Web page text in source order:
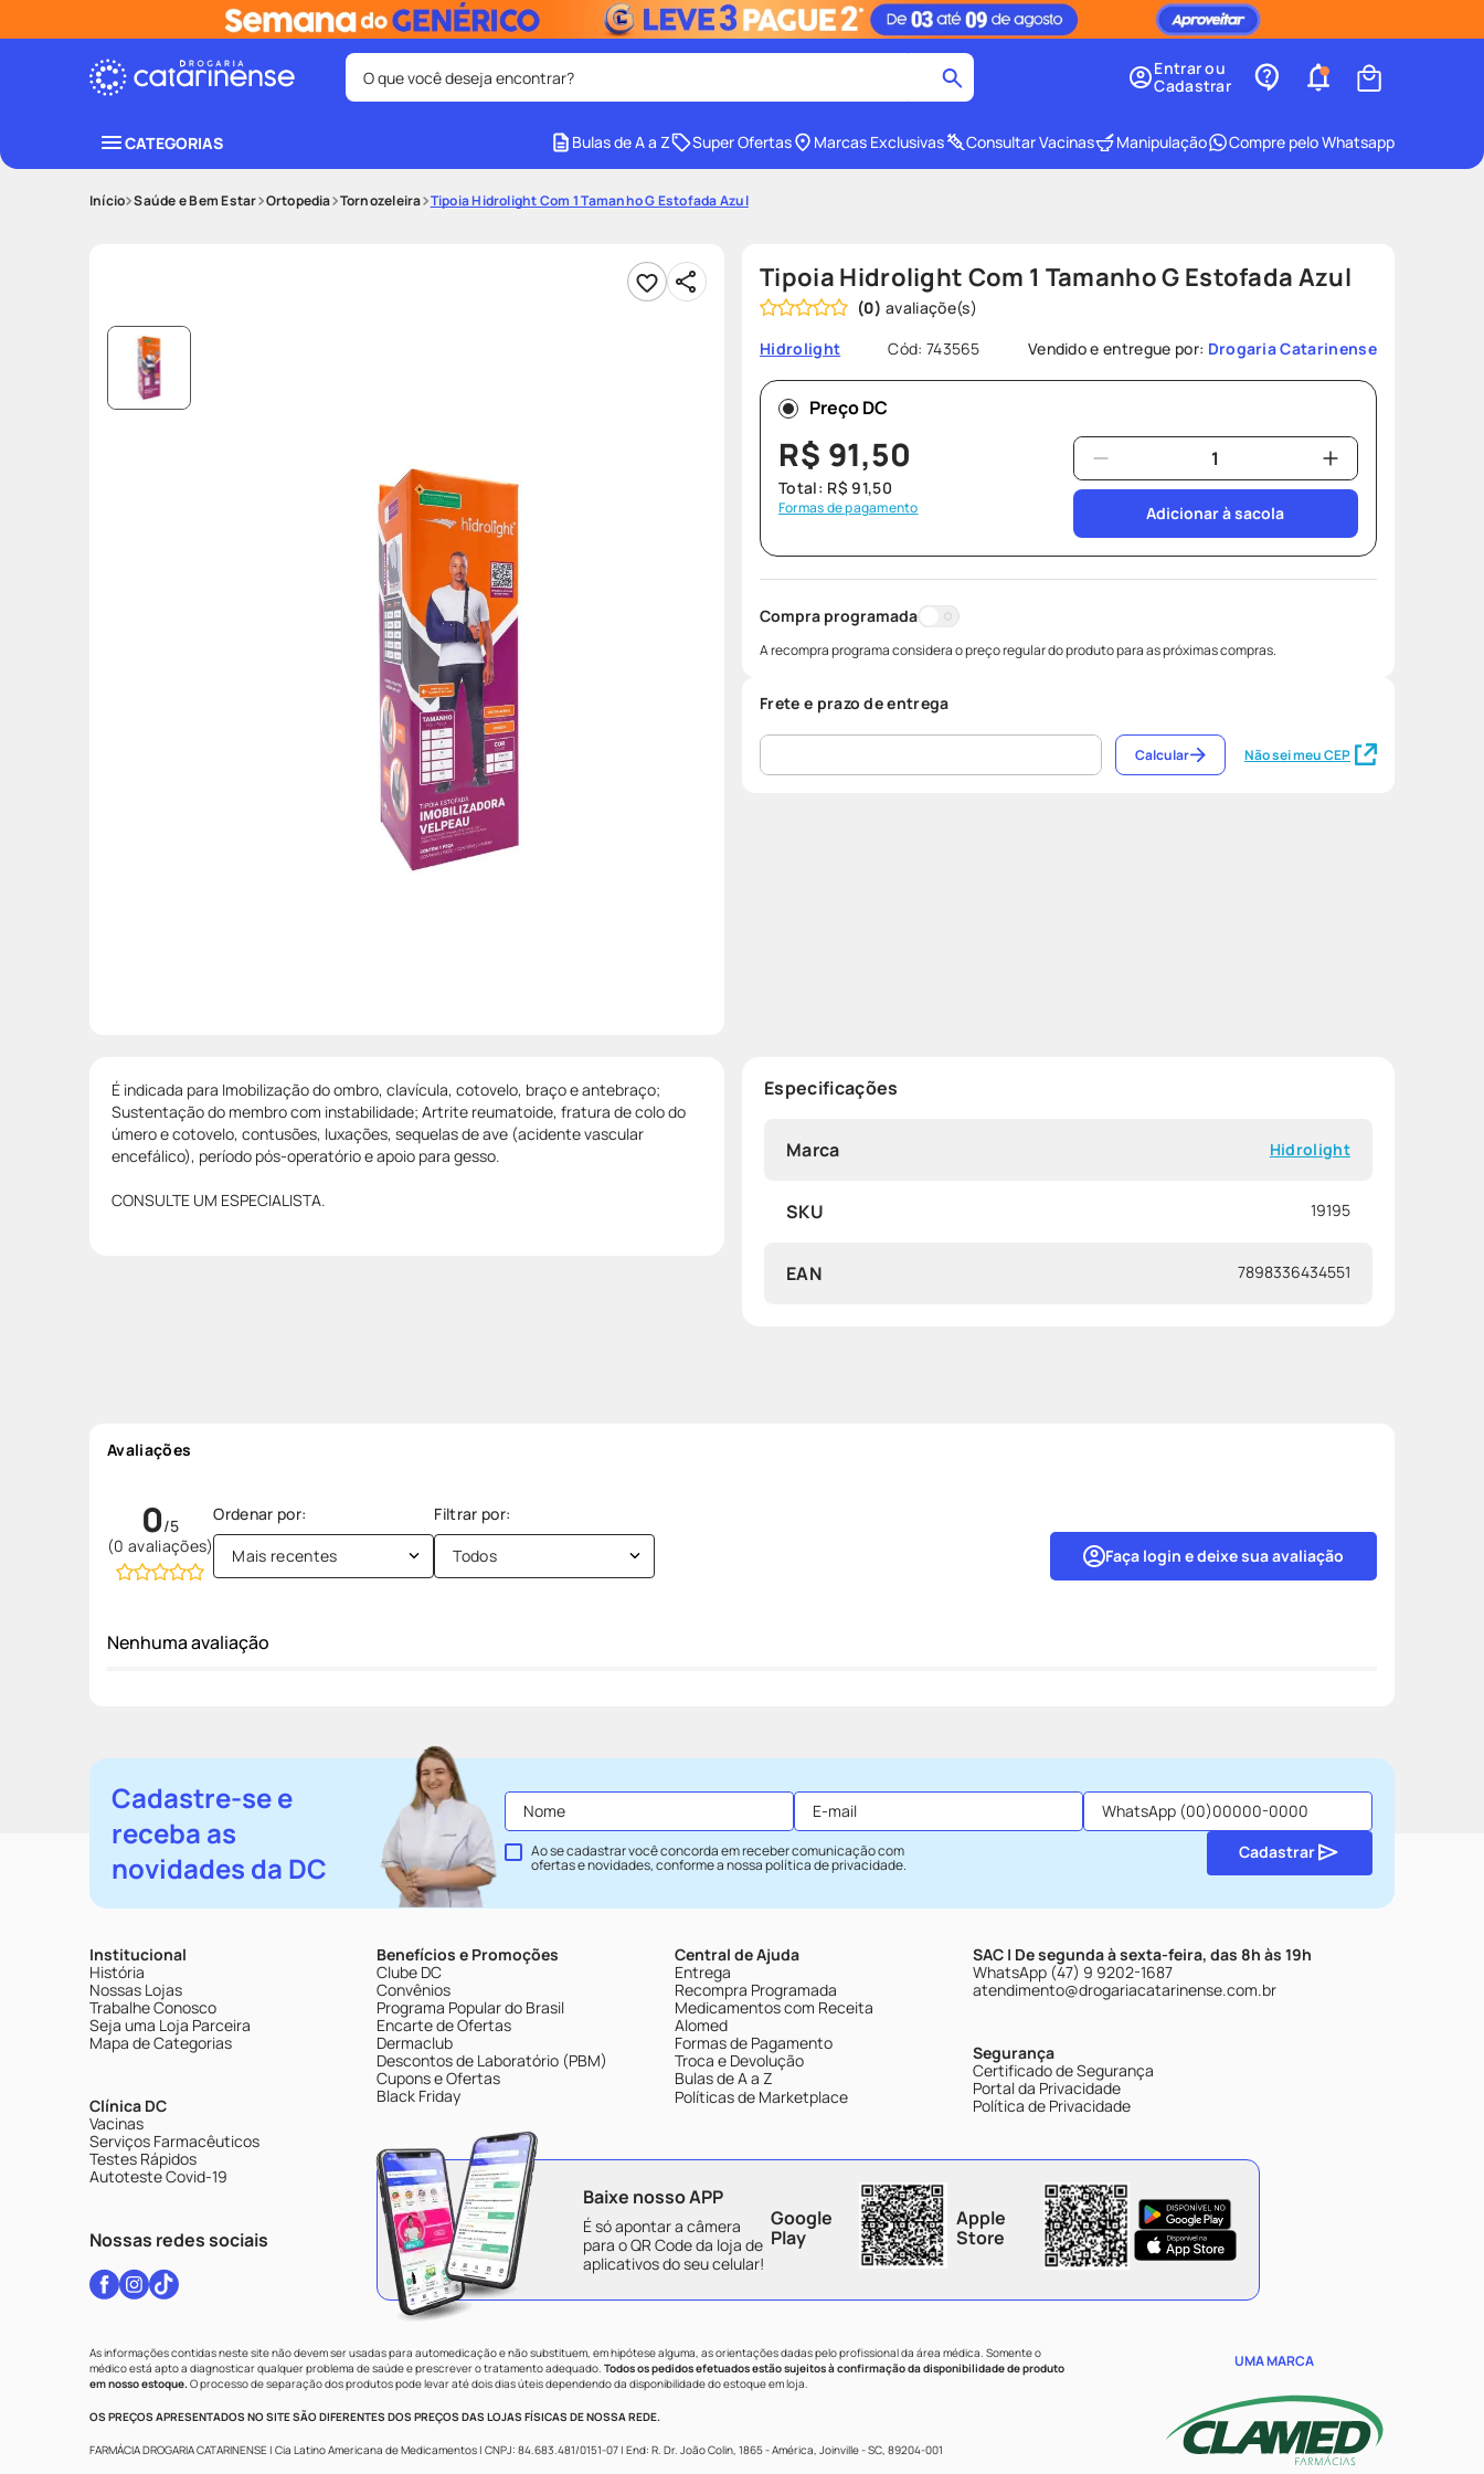
O que você deseja encontrar?
3º fralda 4º protetor solar facial
8º
protetor solar
Entrar ou
Cadastrar
CATEGORIAS Bulas de A a Z Super Ofertas Marcas Exclusivas Consultar Vacinas Manipulação Compre pelo Whatsapp
Saúde e Bem Estar Ortopedia Tornozeleira Tipoia Hidrolight Com 1 Tamanho G Estofada Azul
Tipoia Hidrolight Com 1 Tamanho G Estofada Azul
(0)
Hidrolight
Cód: 743565 Vendido e entregue por: Drogaria Catarinense
Preço DC
R$ 91,50
Total: R$ 91,50
Formas de pagamento Adicionar à sacola
Compra programada
A recompra programa considera o preço regular do produto para as próximas compras.
Frete e prazo de entrega
Não sei meu CEP
Calcular
É indicada para Imobilização do ombro, clavícula, cotovelo, braço e antebraço;
Sustentação do membro com instabilidade; Artrite reumatoide, fratura de colo do
úmero e cotovelo, contusões, luxações, sequelas de ave (acidente vascular
encefálico), período pós-operatório e apoio para gesso.
CONSULTE UM ESPECIALISTA.
Especificações
Marca Hidrolight
SKU 19195
EAN 7898336434551
Avaliações
0
(0 avaliações) Faça login e deixe sua avaliação
Mais recentes Todos
Nenhuma avaliação
Cadastre-se e
receba as
novidades da DC
Ao se cadastrar você concorda em receber comunicação com
ofertas e novidades, conforme a nossapolítica de privacidade.
Cadastrar
Institucional
História
Nossas Lojas
Trabalhe Conosco
Seja uma Loja Parceira
Mapa de Categorias
Clínica DC
Vacinas
Serviços Farmacêuticos
Testes Rápidos
Autoteste Covid-19
Nossas redes sociais
Benefícios e Promoções
Clube DC
Convênios
Programa Popular do Brasil
Encarte de Ofertas
Dermaclub
Descontos de Laboratório (PBM)
Cupons e Ofertas
Black Friday
Central de Ajuda
Entrega
Recompra Programada
Medicamentos com Receita
Alomed
Formas de Pagamento
Troca e Devolução
Bulas de A a Z
Políticas de Marketplace
SAC | De segunda à sexta-feira, das 8h às 19h
WhatsApp (47) 9 9202-1687
atendimento@drogariacatarinense.com.br
Segurança
Certificado de Segurança
Portal da Privacidade
Política de Privacidade
Baixe nosso APP
É só apontar a câmera
para o QR Code da loja de
aplicativos do seu celular!
Google
Play
Apple
Store
As informações contidas neste site não devem ser usadas para automedicação e não substituem, em hipótese alguma, as orientações dadas pelo profissional da área médica. Somente o
médico está apto a diagnosticar qualquer problema de saúde e prescrever o tratamento adequado. Todos os pedidos efetuados estão sujeitos à confirmação da disponibilidade de produto
em nosso estoque.O processo de separação dos produtos pode levar até dois dias úteis dependendo da disponibilidade do estoque em loja.
OS PREÇOS APRESENTADOS NO SITE SÃO DIFERENTES DOS PREÇOS DAS LOJAS FÍSICAS DE NOSSA REDE.
FARMÁCIA DROGARIA CATARINENSE | Cia Latino Americana de Medicamentos | CNPJ: 84.683.481/0151-07 | End: R. Dr. João Colin, 1865 - América, Joinville - SC, 89204-001
UMA MARCA